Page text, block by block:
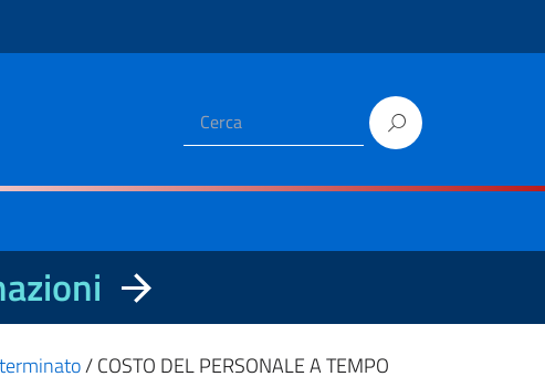
/COSTO DEL PERSONALE A TEMPO